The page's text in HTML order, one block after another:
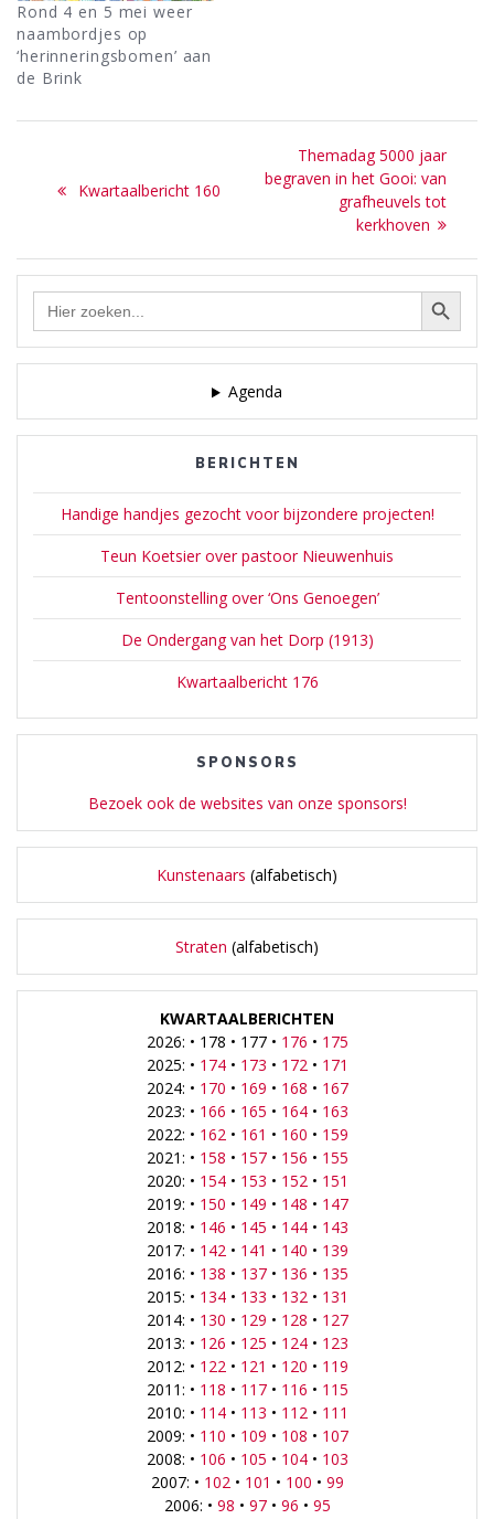
Rond 4 en 5 mei weer
naambordjes op
‘herinneringsbomen’ aan
de Brink
navigatie
Previous
Kwartaalbericht 160
Next
post:
Themadag 5000 jaar
begraven in het Gooi: van
grafheuvels tot
kerkhoven
Zoek Zoekknop
Agenda
BERICHTEN
Handige handjes gezocht voor bijzondere projecten!
Teun Koetsier over pastoor Nieuwenhuis
Tentoonstelling over ‘Ons Genoegen’
De Ondergang van het Dorp (1913)
Kwartaalbericht 176
SPONSORS
Bezoek ook de websites van onze sponsors!
Kunstenaars (alfabetisch)
Straten (alfabetisch)
KWARTAALBERICHTEN
2026: • 178 • 177 • 176 • 175
2025: • 174• 173 • 172• 171
2024: • 170 • 169 • 168 • 167
2023: • 166 • 165 • 164• 163
2022: • 162• 161 • 160 • 159
2021: • 158 • 157• 156 • 155
2020: • 154• 153 • 152• 151
2019: • 150 • 149 • 148 • 147
2018: • 146 • 145 • 144• 143
2017: • 142• 141 • 140 • 139
2016: • 138 • 137• 136 • 135
2015: • 134• 133 • 132• 131
2014: • 130 • 129 • 128 • 127
2013: • 126 • 125 • 124• 123
2012: • 122• 121 • 120 • 119
2011: • 118 • 117• 116 • 115
2010: • 114• 113 • 112• 111
2009: • 110 • 109 • 108 • 107
2008: • 106 • 105 • 104• 103
2007: • 102• 101 • 100 • 99
2006: • 98 • 97• 96 • 95